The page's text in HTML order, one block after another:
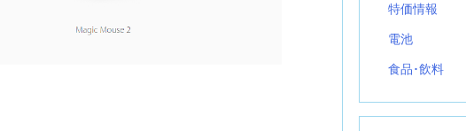
特価情報
電池
食品･飲料